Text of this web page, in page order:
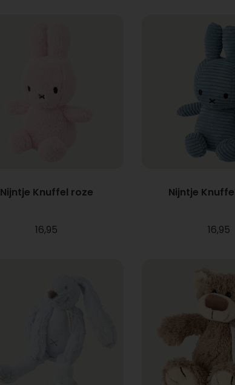
Nijntje Knuffel roze
16,95
Nijntje
16,95